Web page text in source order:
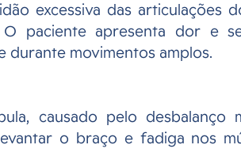
excessiva das articulações
paciente apresenta dor e
durante movimentos amplos.
causado pelo desbalanço
o braço e fadiga nos